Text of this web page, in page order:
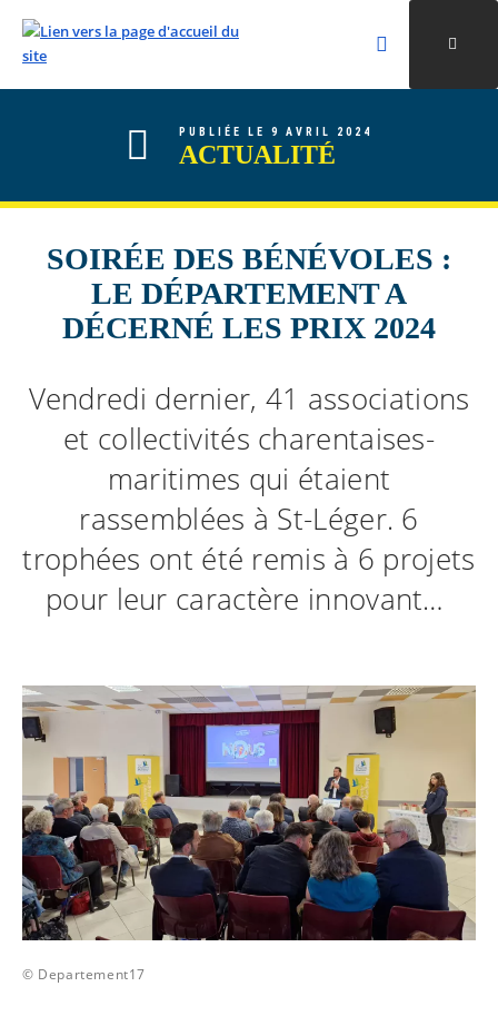
ALLER AU CONTENU
ALLER AU MENU
ALLER À LA RECHERCHE
Rechercher
Valider la
PUBLIÉE LE 9 AVRIL 2024
ACTUALITÉ
SOIRÉE DES BÉNÉVOLES :
LE DÉPARTEMENT A
DÉCERNÉ LES PRIX 2024
Vendredi dernier, 41 associations
et collectivités charentaises-
maritimes qui étaient
rassemblées à St-Léger. 6
trophées ont été remis à 6 projets
pour leur caractère innovant…
© Departement17